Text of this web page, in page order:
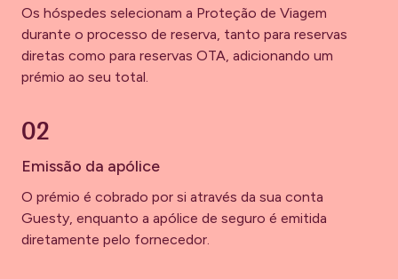
Os hóspedes selecionam a Proteção de Viagem
durante o processo de reserva, tanto para reservas
diretas como para reservas OTA, adicionando um
prémio ao seu total.
02
Emissão da apólice
O prémio é cobrado por si através da sua conta
Guesty, enquanto a apólice de seguro é emitida
diretamente pelo fornecedor.